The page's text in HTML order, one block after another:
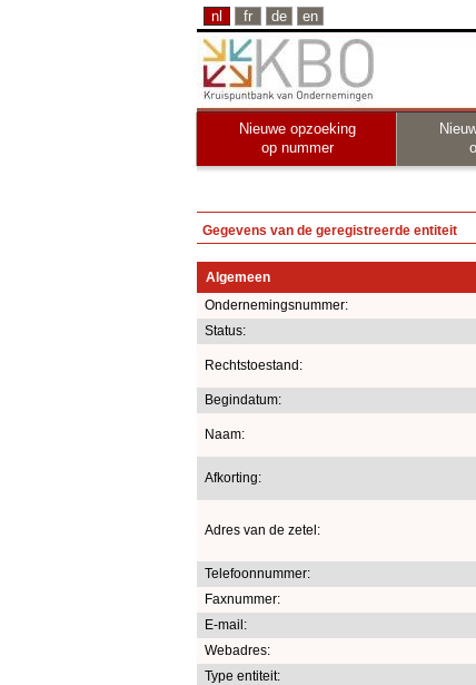
nl fr de en
Nieuwe opzoeking
op nummer
Gegevens van de geregistreerde entiteit
Algemeen
Ondernemingsnummer:
Status:
Rechtstoestand:
Begindatum:
Naam:
Afkorting:
Adres van de zetel:
Telefoonnummer:
Faxnummer:
E-mail:
Webadres:
Type entiteit: